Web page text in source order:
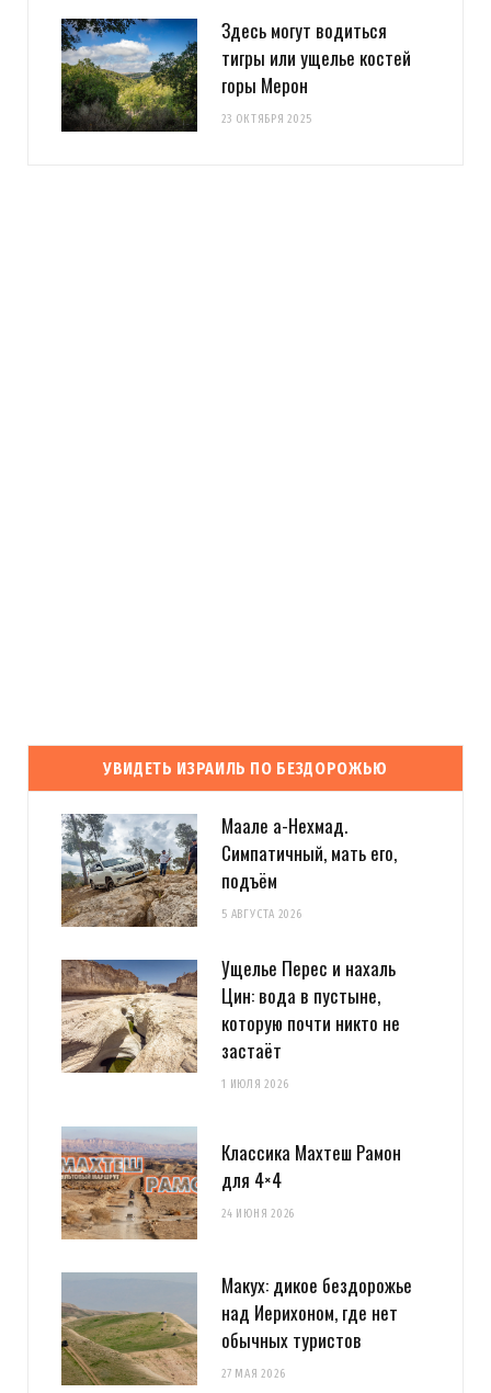
Здесь могут водиться
тигры или ущелье костей
горы Мерон
23 ОКТЯБРЯ 2025
УВИДЕТЬ ИЗРАИЛЬ ПО БЕЗДОРОЖЬЮ
Маале а-Нехмад.
Симпатичный, мать его,
подъём
5 АВГУСТА 2026
Ущелье Перес и нахаль
Цин: вода в пустыне,
которую почти никто не
застаёт
1 ИЮЛЯ 2026
Классика Махтеш Рамон
для 4×4
24 ИЮНЯ 2026
Макух: дикое бездорожье
над Иерихоном, где нет
обычных туристов
27 МАЯ 2026